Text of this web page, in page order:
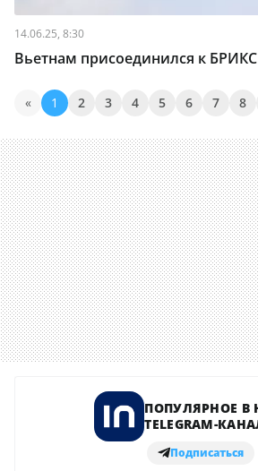
14.06.25, 8:30
Вьетнам присоединился к БРИКС
« 1 2 3 4 5 6 7 8